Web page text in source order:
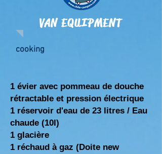
VAN EQUIPMENT
cooking
1 évier avec pommeau de douche
rétractable et pression électrique
1 réservoir d'eau de 23 litres / Eau
chaude (10l)
1 glacière
1 réchaud à gaz (Doite new